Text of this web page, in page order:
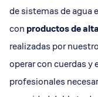
de sistemas de agua
con productos de
realizadas por
operar con cuerdas y
profesionales